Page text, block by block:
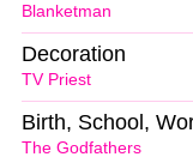
Blanketman
TV Priest
Decoration
The Godfathers
Birth, School,